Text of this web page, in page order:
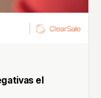
el